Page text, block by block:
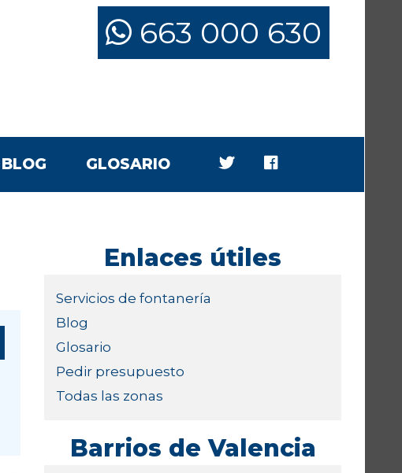
663 000 630
BLOG GLOSARIO
Enlaces útiles
Servicios de fontanería
Blog
Glosario
Pedir presupuesto
Todas las zonas
Barrios de Valencia